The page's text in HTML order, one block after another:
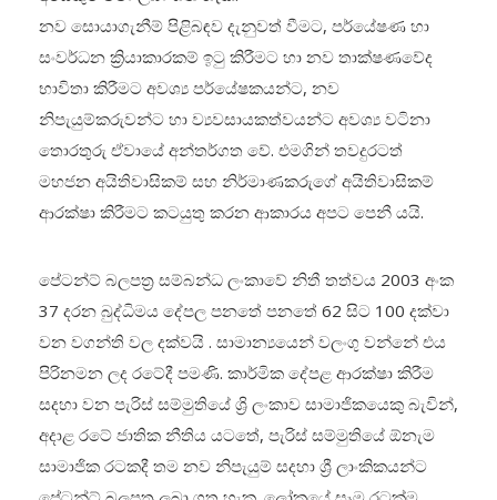
නව සොයාගැනීම් පිළිබඳව දැනුවත් වීමට, පර්යේෂණ හා
සංවර්ධන ක්‍රියාකාරකම් ඉටු කිරීමට හා නව තාක්ෂණවේද
භාවිතා කිරීමට අවශ්‍ය පර්යේෂකයන්ට, නව
නිපැයුම්කරුවන්ට හා ව්‍යවසායකත්වයන්ට අවශ්‍ය වටිනා
තොරතුරු ඒවායේ අන්තර්ගත වේ. එමගින් තවදුරටත්
මහජන අයිතිවාසිකම් සහ නිර්මාණකරුගේ අයිතිවාසිකම්
ආරක්ෂා කිරීමට කටයුතු කරන ආකාරය අපට පෙනී යයි.
පේටන්ට් බලපත්‍ර සම්බන්ධ ලංකාවේ නිතී තත්වය 2003 අංක
37 දරන බුද්ධිමය දේපල පනතේ පනතේ 62 සිට 100 දක්වා
වන වගන්ති වල දක්වයි . සාමාන්‍යයෙන් වලංගු වන්නේ එය
පිරිනමන ලද රටේදී පමණි. කාර්මික දේපළ ආරක්ෂා කිරීම
සදහා වන පැරිස් සම්මුතියේ ශ්‍රි ලංකාව සාමාජිකයෙකු බැවින්,
අදාළ රටේ ජාතික නීතිය යටතේ, පැරිස් සම්මුතියේ ඕනැම
සාමාජික රටකදී තම නව නිපැයුම් සදහා ශ්‍රී ලාංකිකයන්ට